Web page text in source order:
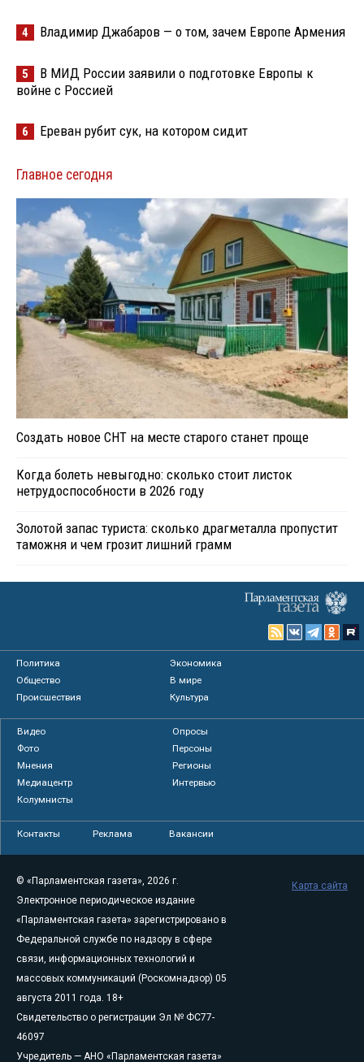
4 Владимир Джабаров — о том, зачем Европе Армения
5
В МИД России заявили о подготовке Европы к
войне с Россией
6 Ереван рубит сук, на котором сидит
Главное сегодня
Создать новое СНТ на месте старого станет проще
Когда болеть невыгодно: сколько стоит листок
нетрудоспособности в 2026 году
Золотой запас туриста: сколько драгметалла пропустит
таможня и чем грозит лишний грамм
Политика
Экономика
Общество
В мире
Происшествия
Культура
Видео
Опросы
Фото
Персоны
Мнения
Регионы
Медиацентр
Интервью
Колумнисты
Контакты Реклама Вакансии
© «Парламентская газета», 2026 г.
Электронное периодическое издание
«Парламентская газета» зарегистрировано в
Федеральной службе по надзору в сфере
связи, информационных технологий и
массовых коммуникаций (Роскомнадзор) 05
августа 2011 года. 18+
Свидетельство о регистрации Эл № ФС77-
46097
Учредитель — АНО «Парламентская газета»
Карта сайта